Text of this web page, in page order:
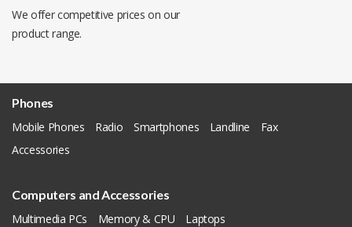
We offer competitive prices on our
product range.
Phones
Mobile Phones
Radio Smartphones Landline
Fax
Accessories
Computers and Accessories
Multimedia PCs
Memory & CPU
Laptops